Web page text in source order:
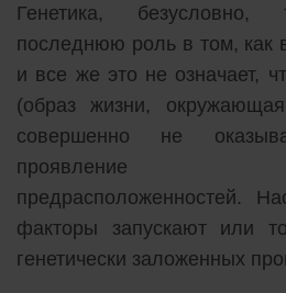
Генетика,
последнюю роль в том, как
и все же это не означает,
(образ жизни,
совершенно не
проявление
предрасположенностей.
факторы запускают или
генетически заложенных